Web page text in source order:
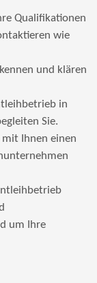
Qualifikationen
wie
und klären
in
Sie.
Ihnen einen
um Ihre